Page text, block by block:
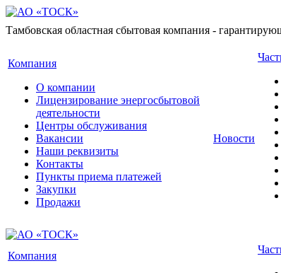
Тамбовская областная сбытовая компания -
Компания
О компании
Лицензирование энергосбытовой
деятельности
Центры обслуживания
Вакансии
Наши реквизиты
Контакты
Пункты приема платежей
Закупки
Продажи
Новости
Компания